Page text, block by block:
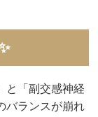
と「副交感神経
バランスが崩れ